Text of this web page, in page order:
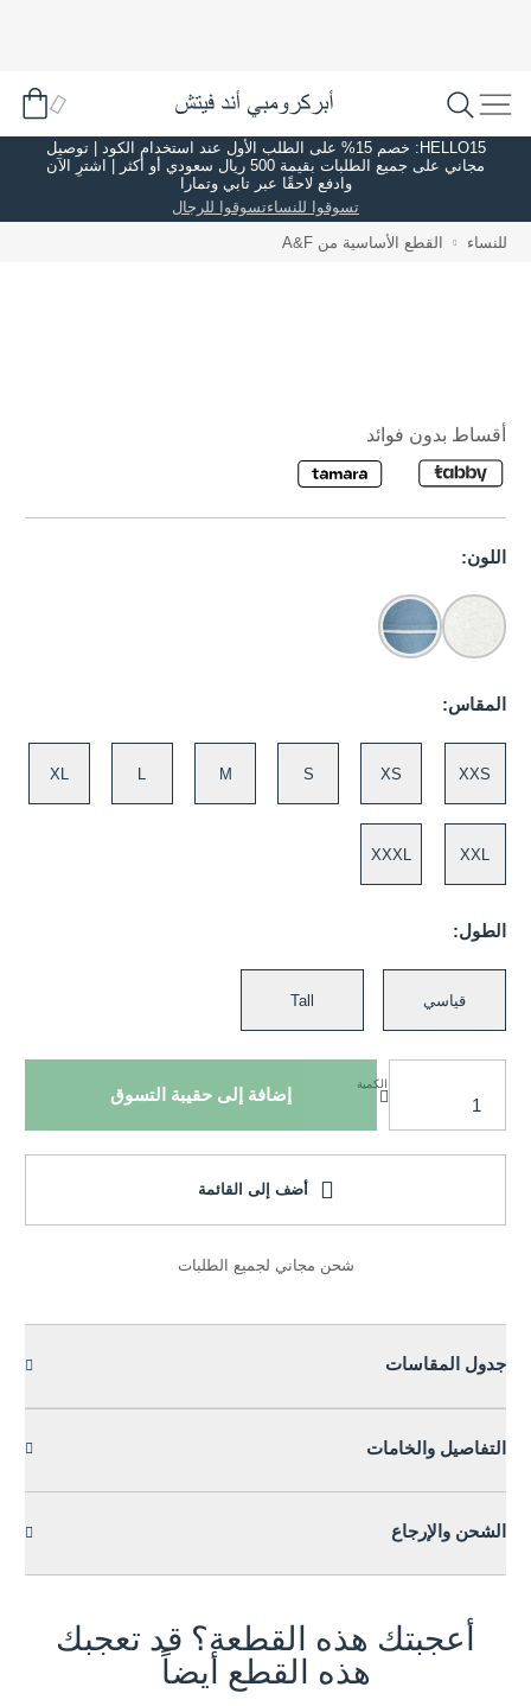
HELLO15: خصم 15% على الطلب الأول عند استخدام الكود | توصيل
مجاني على جميع الطلبات بقيمة 500 ريال سعودي أو أكثر | اشترِ الآن
وادفع لاحقًا عبر تابي وتمارا
تسوقوا للنساءتسوقوا للرجال
للنساء القطع الأساسية من A&F
أقساط بدون فوائد
اللون:
المقاس:
XXS
XS
S
M
XL
XXL
XXXL
الطول:
قياسي Tall
الكمية
إضافة إلى حقيبة التسوق
أضف إلى القائمة
شحن مجاني لجميع الطلبات
جدول المقاسات
التفاصيل والخامات
الشحن والإرجاع
أعجبتك هذه القطعة؟ قد تعجبك
هذه القطع أيضاً